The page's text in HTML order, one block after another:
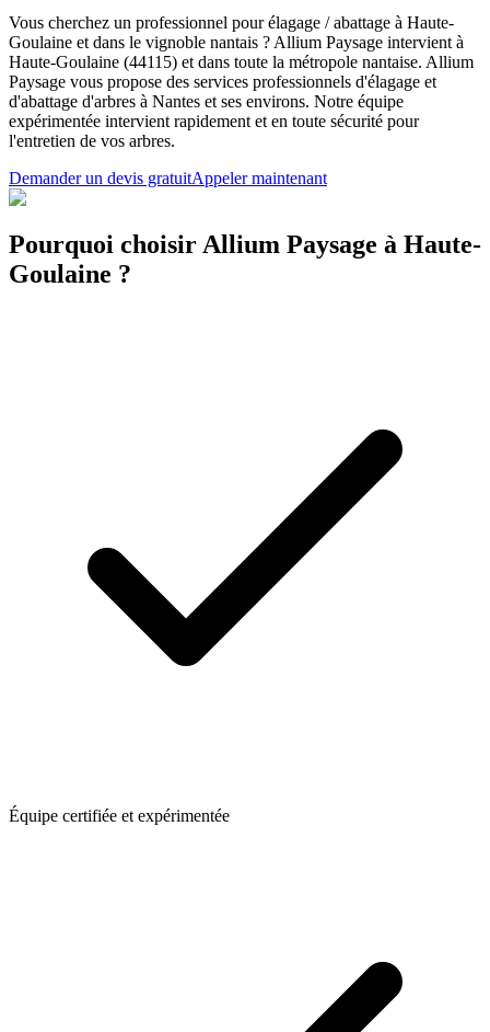
Vous cherchez un professionnel pour élagage / abattage à Haute-
Goulaine et dans le vignoble nantais ? Allium Paysage intervient à
Haute-Goulaine (44115) et dans toute la métropole nantaise. Allium
Paysage vous propose des services professionnels d'élagage et
d'abattage d'arbres à Nantes et ses environs. Notre équipe
expérimentée intervient rapidement et en toute sécurité pour
l'entretien de vos arbres.
Demander un devis gratuitAppeler maintenant
Pourquoi choisir Allium Paysage à Haute-
Goulaine ?
Équipe certifiée et expérimentée